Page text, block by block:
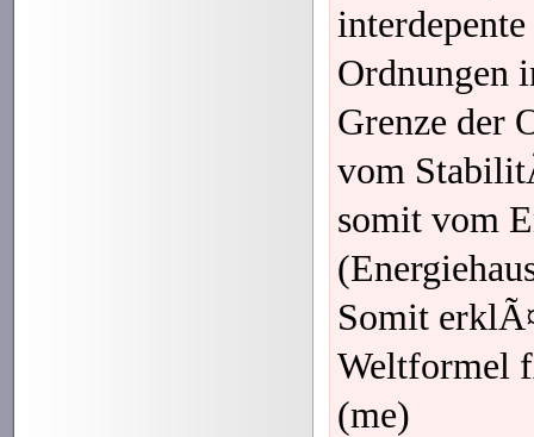
Ordnungen
Grenze der
vom
somit vom
Somit
Weltformel
(me)